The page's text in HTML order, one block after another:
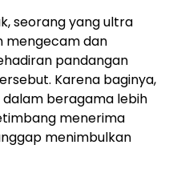
seorang yang ultra
mengecam dan
pandangan
Karena baginya,
beragama lebih
menerima
menimbulkan